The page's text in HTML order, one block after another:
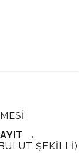
→
ŞEKİLLİ)